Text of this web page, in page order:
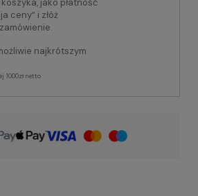
jako płatność
ceny” i złóż
najkrótszym
1000zł netto